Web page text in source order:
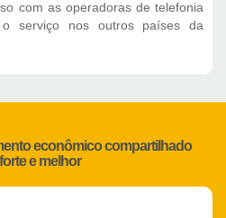
com as operadoras de telefonia
o serviço nos outros países da
econômico compartilhado
e melhor